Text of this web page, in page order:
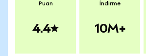
Puan
4.4
İndirme
10M+